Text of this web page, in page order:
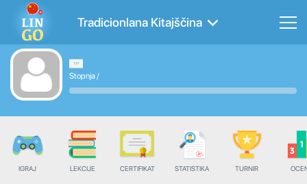
Tradicionlana Kitajščina
Stopnja/
IGRAJ LEKCIJE CERTIFIKAT STATISTIKA TURNIR